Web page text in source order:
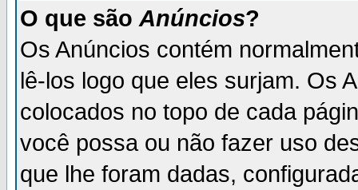
O que são Anúncios?
Os Anúncios contém
lê-los logo que eles surjam. Os
colocados no topo de cada
você possa ou não fazer uso
que lhe foram dadas,